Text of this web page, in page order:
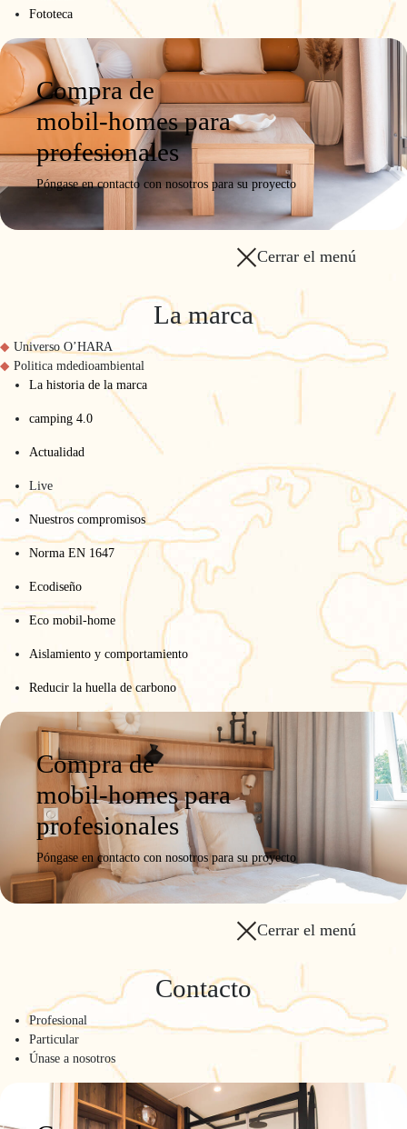
Fototeca
Compra de
mobil-homes para
profesionales
Póngase en contacto con nosotros para su proyecto
Cerrar el menú
La marca
Universo O’HARA
Politica mdedioambiental
La historia de la marca
camping 4.0
Actualidad
Live
Nuestros compromisos
Norma EN 1647
Ecodiseño
Eco mobil-home
Aislamiento y comportamiento
Reducir la huella de carbono
Compra de
mobil-homes para
profesionales
Póngase en contacto con nosotros para su proyecto
Cerrar el menú
Contacto
Profesional
Particular
Únase a nosotros